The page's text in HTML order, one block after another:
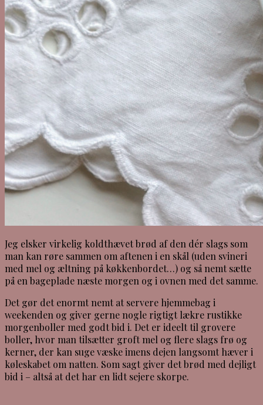
Jeg elsker virkelig koldthævet brød af den dér slags som
man kan røre sammen om aftenen i en skål (uden svineri
med mel og æltning på køkkenbordet…) og så nemt sætte
på en bageplade næste morgen og i ovnen med det samme.
Det gør det enormt nemt at servere hjemmebag i
weekenden og giver gerne nogle rigtigt lækre rustikke
morgenboller med godt bid i. Det er ideelt til grovere
boller, hvor man tilsætter groft mel og flere slags frø og
kerner, der kan suge væske imens dejen langsomt hæver i
køleskabet om natten. Som sagt giver det brød med dejligt
bid i – altså at det har en lidt sejere skorpe.